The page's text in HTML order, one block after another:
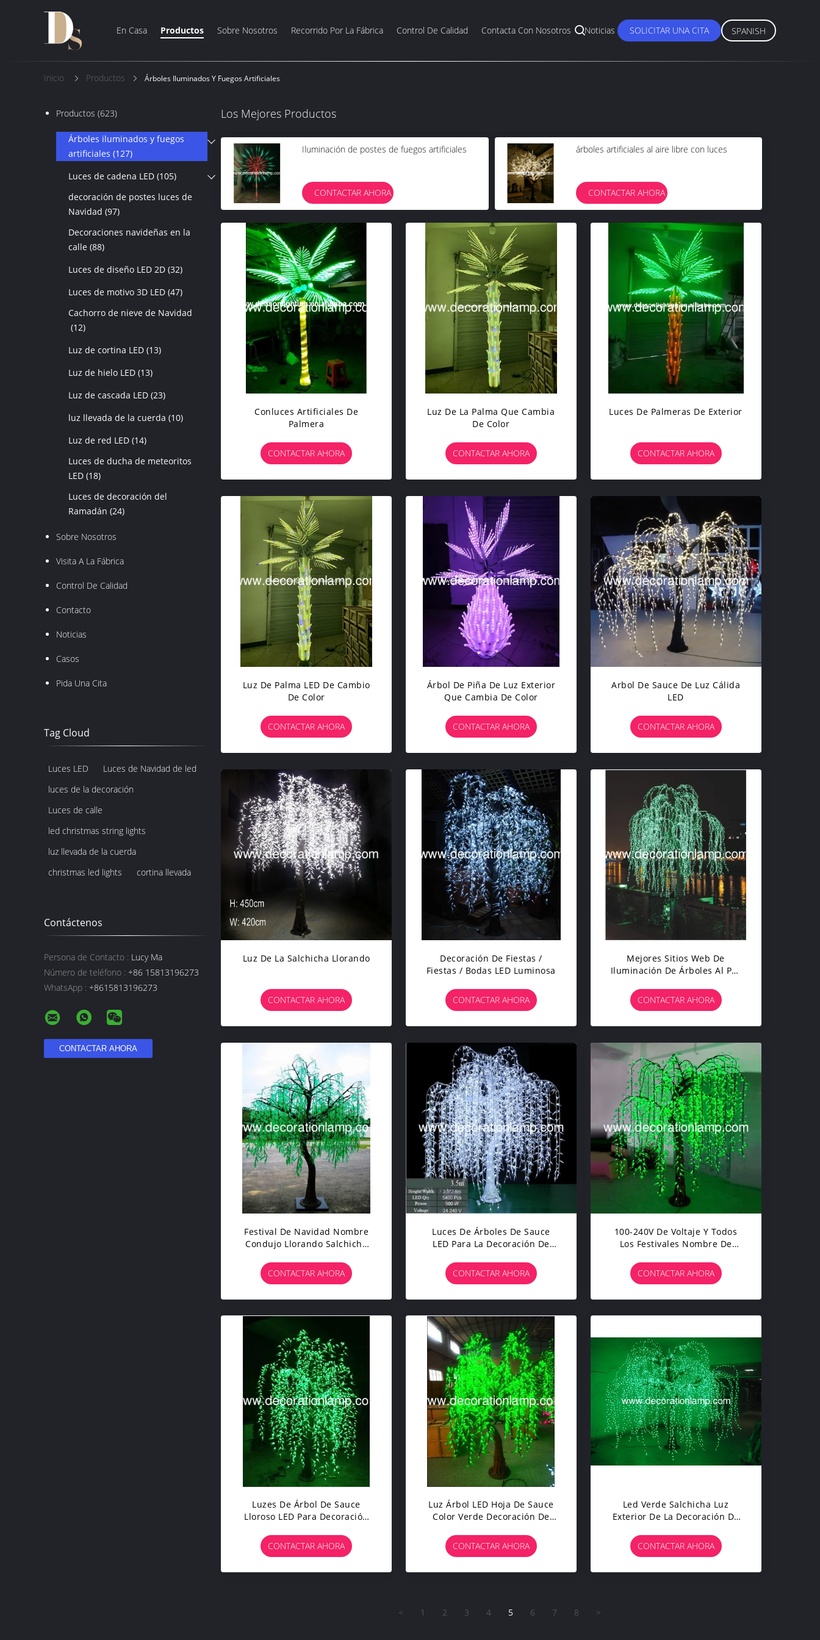
En Casa Productos Sobre Nosotros Recorrido Por La Fábrica Control De Calidad Contacta Con Nosotros Noticias SOLICITAR UNA CITA SPANISH
Inicio Productos Árboles Iluminados Y Fuegos Artificiales
Productos (623)
Árboles iluminados y fuegos
artificiales (127)
Luces de cadena LED (105)
decoración de postes luces de
Navidad (97)
Decoraciones navideñas en la
calle (88)
Luces de diseño LED 2D (32)
Luces de motivo 3D LED (47)
Cachorro de nieve de Navidad
(12)
Luz de cortina LED (13)
Luz de hielo LED (13)
Luz de cascada LED (23)
luz llevada de la cuerda (10)
Luz de red LED (14)
Luces de ducha de meteoritos
LED (18)
Luces de decoración del
Ramadán (24)
Sobre Nosotros
Visita A La Fábrica
Control De Calidad
Contacto
Noticias
Casos
Pida Una Cita
Tag Cloud
Luces LED
Luces de Navidad de led
luces de la decoración
Luces de calle
led christmas string lights
luz llevada de la cuerda
christmas led lights
cortina llevada
Contáctenos
Persona de Contacto : Lucy Ma
Número de teléfono : +86 15813196273
WhatsApp : +8615813196273
Los Mejores Productos
Iluminación de postes de fuegos artificiales
CONTACTAR AHORA
árboles artificiales al aire libre con luces
CONTACTAR AHORA
Conluces Artificiales De
Palmera
CONTACTAR AHORA
Luz De La Palma Que Cambia
De Color
CONTACTAR AHORA
Luces De Palmeras De Exterior
CONTACTAR AHORA
Luz De Palma LED De Cambio
De Color
CONTACTAR AHORA
Árbol De Piña De Luz Exterior
Que Cambia De Color
CONTACTAR AHORA
Arbol De Sauce De Luz Cálida
LED
CONTACTAR AHORA
Luz De La Salchicha Llorando
CONTACTAR AHORA
Decoración De Fiestas /
Fiestas / Bodas LED Luminosa
CONTACTAR AHORA
Mejores Sitios Web De
Iluminación De Árboles Al Por
Árboles De Sauce Llorando
CONTACTAR AHORA
Festival De Navidad Nombre
Condujo Llorando Salchicha
CONTACTAR AHORA
Luces De Árboles De Sauce
LED Para La Decoración De
Callejeros
CONTACTAR AHORA
100-240V De Voltaje Y Todos
Los Festivales Nombre De
Iluminación
CONTACTAR AHORA
Luzes De Árbol De Sauce
Lloroso LED Para Decoración
CONTACTAR AHORA
Luz Árbol LED Hoja De Sauce
Color Verde Decoración De
CONTACTAR AHORA
Led Verde Salchicha Luz
Exterior De La Decoración De
CONTACTAR AHORA
< 1 2 3 4 5 6 7 8 >